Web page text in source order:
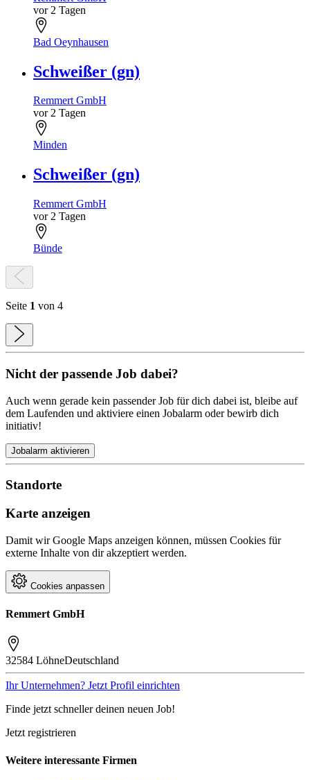
vor 2 Tagen
Bad Oeynhausen
Schweißer (gn)
Remmert GmbH
vor 2 Tagen
Minden
Schweißer (gn)
Remmert GmbH
vor 2 Tagen
Bünde
Seite 1 von 4
Nicht der passende Job dabei?
Auch wenn gerade kein passender Job für dich dabei ist, bleibe auf
dem Laufenden und aktiviere einen Jobalarm oder bewirb dich
initiativ!
Jobalarm aktivieren
Standorte
Karte anzeigen
Damit wir Google Maps anzeigen können, müssen Cookies für
externe Inhalte von dir akzeptiert werden.
Cookies anpassen
Remmert GmbH
32584 LöhneDeutschland
Ihr Unternehmen? Jetzt Profil einrichten
Finde jetzt schneller deinen neuen Job!
Jetzt registrieren
Weitere interessante Firmen